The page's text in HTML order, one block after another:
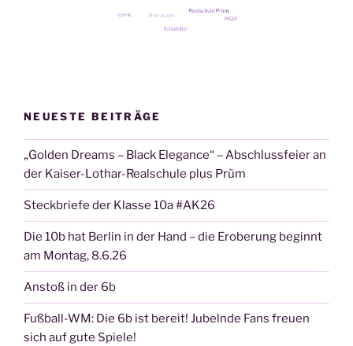
NEUESTE BEITRÄGE
„Golden Dreams – Black Elegance“ – Abschlussfeier an
der Kaiser-Lothar-Realschule plus Prüm
Steckbriefe der Klasse 10a #AK26
Die 10b hat Berlin in der Hand – die Eroberung beginnt
am Montag, 8.6.26
Anstoß in der 6b
Fußball-WM: Die 6b ist bereit! Jubelnde Fans freuen
sich auf gute Spiele!